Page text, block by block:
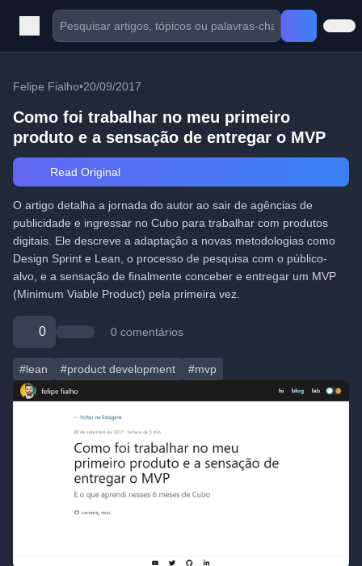
Felipe Fialho•20/09/2017
Como foi trabalhar no meu primeiro
produto e a sensação de entregar o MVP
Read Original
O artigo detalha a jornada do autor ao sair de agências de
publicidade e ingressar no Cubo para trabalhar com produtos
digitais. Ele descreve a adaptação a novas metodologias como
Design Sprint e Lean, o processo de pesquisa com o público-
alvo, e a sensação de finalmente conceber e entregar um MVP
(Minimum Viable Product) pela primeira vez.
0 0 comentários
#lean #product development #mvp